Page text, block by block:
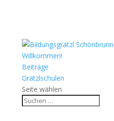
Willkommen!
Beiträge
Grätzlschulen
Seite wählen